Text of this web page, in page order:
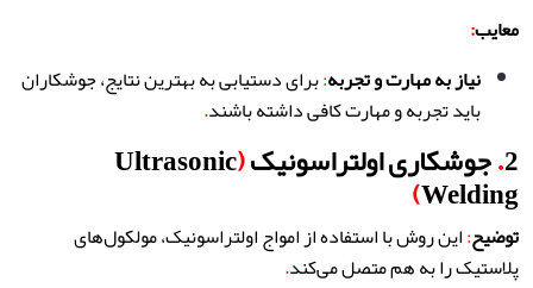
معایب:
نیاز به مهارت و تجربه:برای دستیابی به بهترین نتایج، جوشکاران
باید تجربه و مهارت کافی داشته باشند.
2
.جوشکاری اولتراسونیک(
Ultrasonic
Welding
)
توضیح:این روش با استفاده از امواج اولتراسونیک، مولکول‌های
پلاستیک را به هم متصل می‌کند.